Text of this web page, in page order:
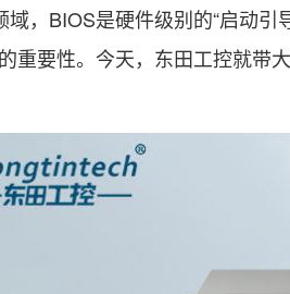
BIOS是硬件级别的“启动引
重要性。今天，东田工控就带